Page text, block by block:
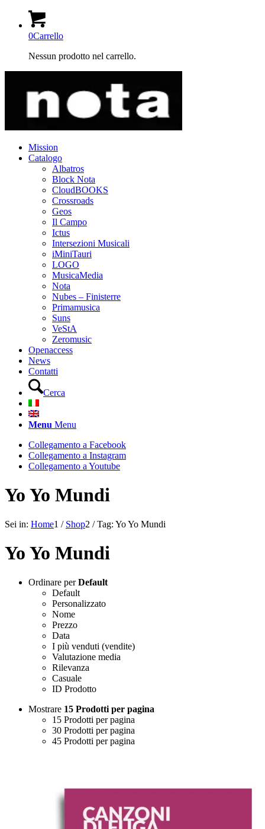
0Carrello
Nessun prodotto nel carrello.
Mission
Catalogo
Albatros
Block Nota
CloudBOOKS
Crossroads
Geos
Il Campo
Ictus
Intersezioni Musicali
iMiniTauri
LOGO
MusicaMedia
Nota
Nubes – Finisterre
Primamusica
Suns
VeStA
Zeromusic
Openaccess
News
Contatti
Cerca
Menu Menu
Collegamento a Facebook
Collegamento a Instagram
Collegamento a Youtube
Yo Yo Mundi
Sei in: Home1 / Shop2 / Tag: Yo Yo Mundi
Yo Yo Mundi
Ordinare perDefault
Default
Personalizzato
Nome
Prezzo
Data
I più venduti (vendite)
Valutazione media
Rilevanza
Casuale
ID Prodotto
Mostrare 15 Prodotti per pagina
15 Prodotti per pagina
30 Prodotti per pagina
45 Prodotti per pagina